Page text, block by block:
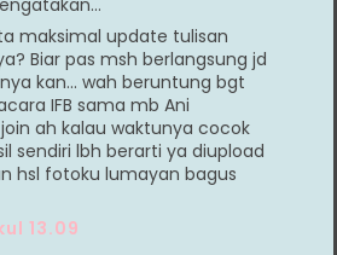
maksimal update tulisan
Biar pas msh berlangsung jd
kan... wah beruntung bgt
IFB sama mb Ani
ah kalau waktunya cocok
sendiri lbh berarti ya diupload
hsl fotoku lumayan bagus
13.09